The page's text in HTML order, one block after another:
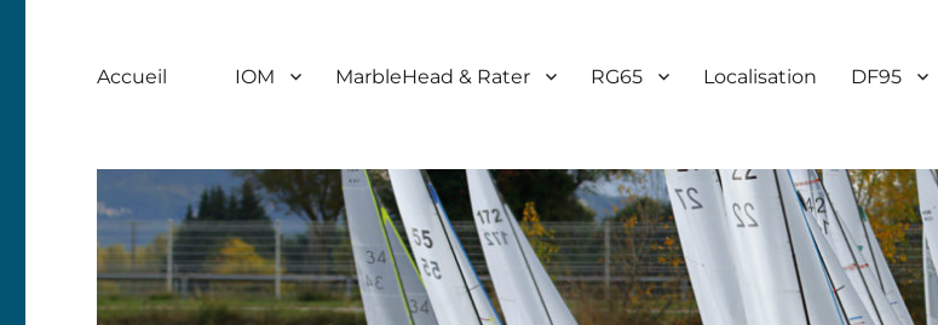
Accueil IOM MarbleHead & Rater RG65 Localisation DF95